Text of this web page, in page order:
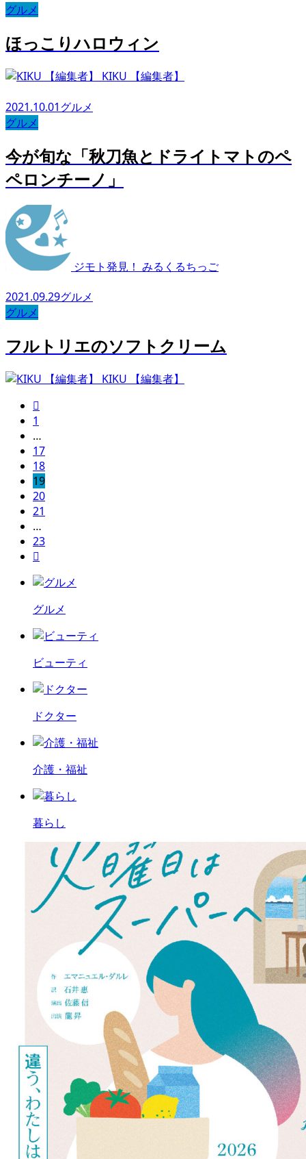
グルメ
ほっこりハロウィン
KIKU 【編集者】
2021.10.01グルメ
グルメ
今が旬な「秋刀魚とドライトマトのペ
ペロンチーノ」
ジモト発見！ みるくるちっご
2021.09.29グルメ
グルメ
フルトリエのソフトクリーム
KIKU 【編集者】

1
…
17
18
19
20
21
…
23

グルメ
ビューティ
ドクター
介護・福祉
暮らし